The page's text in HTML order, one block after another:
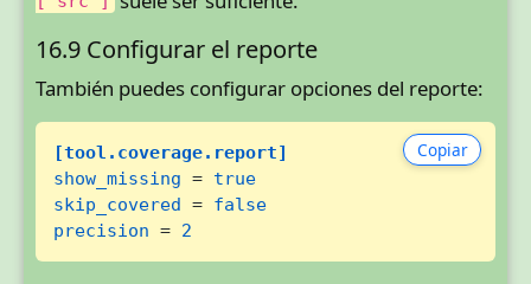
16.9 Configurar el reporte
También puedes configurar opciones del reporte:
Copiar
[tool.coverage.report]
show_missing = true
skip_covered = false
precision = 2